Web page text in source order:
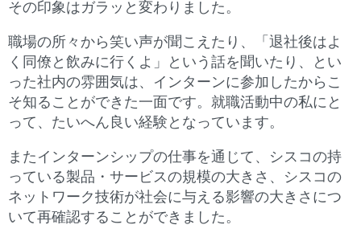
その印象はガラッと変わりました。
職場の所々から笑い声が聞こえたり、「退社後はよ
く同僚と飲みに行くよ」という話を聞いたり、とい
った社内の雰囲気は、インターンに参加したからこ
そ知ることができた一面です。就職活動中の私にと
って、たいへん良い経験となっています。
またインターンシップの仕事を通じて、シスコの持
っている製品・サービスの規模の大きさ、シスコの
ネットワーク技術が社会に与える影響の大きさにつ
いて再確認することができました。